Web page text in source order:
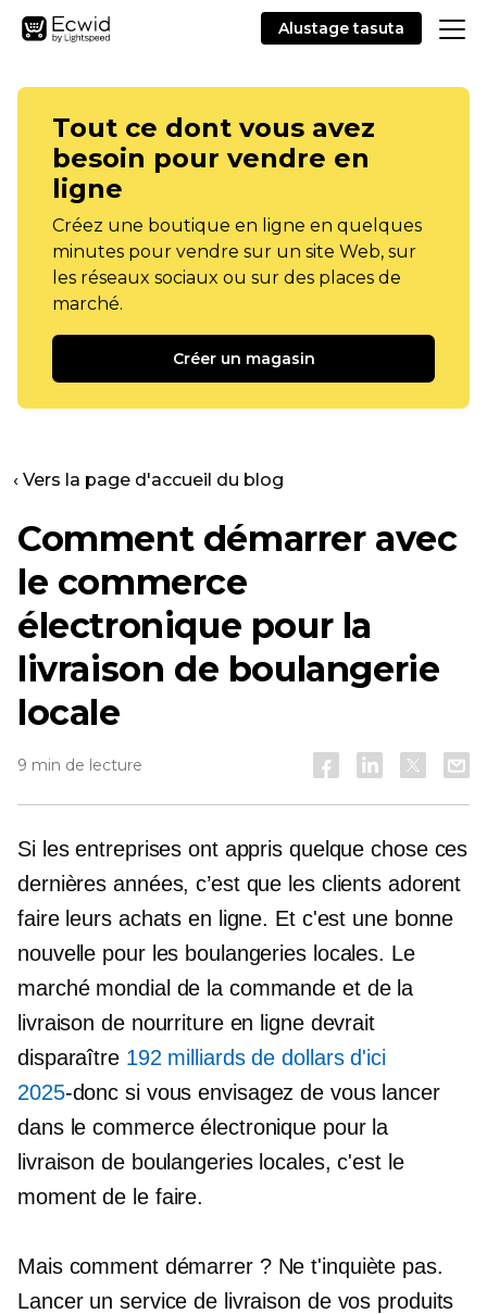
Alustage tasuta
Tout ce dont vous avez
besoin pour vendre en
ligne
Créez une boutique en ligne en quelques
minutes pour vendre sur un site Web, sur
les réseaux sociaux ou sur des places de
marché.
Créer un magasin
‹ Vers la page d'accueil du blog
Comment démarrer avec
le commerce
électronique pour la
livraison de boulangerie
locale
9 min de lecture
Si les entreprises ont appris quelque chose ces
dernières années, c’est que les clients adorent
faire leurs achats en ligne. Et c'est une bonne
nouvelle pour les boulangeries locales. Le
marché mondial de la commande et de la
livraison de nourriture en ligne devrait
disparaître 192 milliards de dollars d'ici
2025-donc si vous envisagez de vous lancer
dans le commerce électronique pour la
livraison de boulangeries locales, c'est le
moment de le faire.
Mais comment démarrer ? Ne t'inquiète pas.
Lancer un service de livraison de vos produits